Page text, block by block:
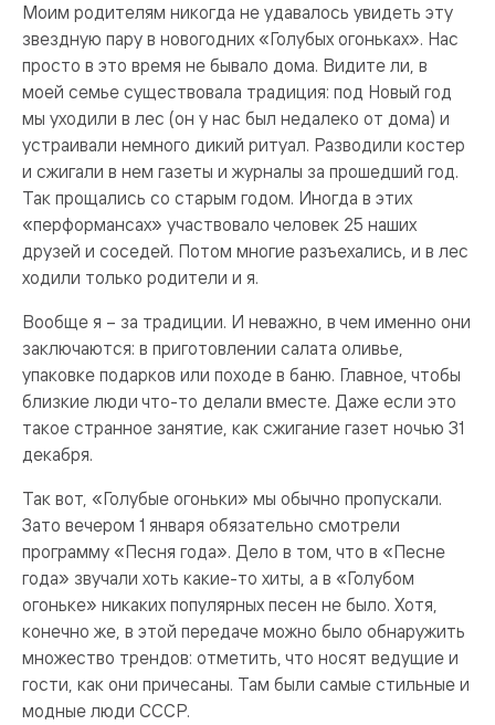
Моим родителям никогда не удавалось увидеть эту
звездную пару в новогодних «Голубых огоньках». Нас
просто в это время не бывало дома. Видите ли, в
моей семье существовала традиция: под Новый год
мы уходили в лес (он у нас был недалеко от дома) и
устраивали немного дикий ритуал. Разводили костер
и сжигали в нем газеты и журналы за прошедший год.
Так прощались со старым годом. Иногда в этих
«перформансах» участвовало человек 25 наших
друзей и соседей. Потом многие разъехались, и в лес
ходили только родители и я.
Вообще я – за традиции. И неважно, в чем именно они
заключаются: в приготовлении салата оливье,
упаковке подарков или походе в баню. Главное, чтобы
близкие люди что-то делали вместе. Даже если это
такое странное занятие, как сжигание газет ночью 31
декабря.
Так вот, «Голубые огоньки» мы обычно пропускали.
Зато вечером 1 января обязательно смотрели
программу «Песня года». Дело в том, что в «Песне
года» звучали хоть какие-то хиты, а в «Голубом
огоньке» никаких популярных песен не было. Хотя,
конечно же, в этой передаче можно было обнаружить
множество трендов: отметить, что носят ведущие и
гости, как они причесаны. Там были самые стильные и
модные люди СССР.